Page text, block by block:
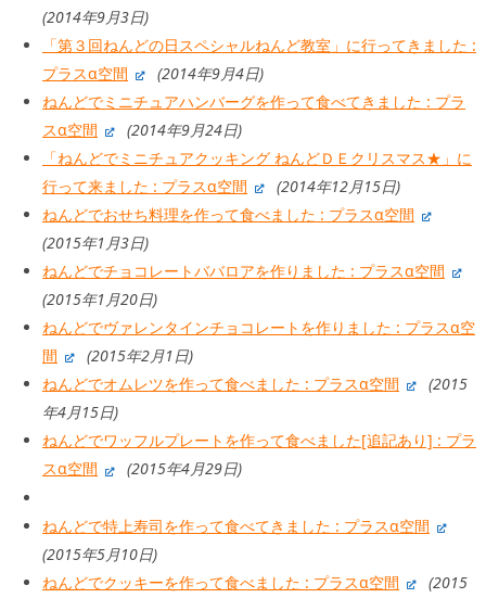
(2014年9月3日)
「第３回ねんどの日スペシャルねんど教室」に行ってきました :
プラスα空間
(2014年9月4日)
ねんどでミニチュアハンバーグを作って食べてきました : プラ
スα空間
(2014年9月24日)
「ねんどでミニチュアクッキング ねんどＤＥクリスマス★」に
行って来ました : プラスα空間
(2014年12月15日)
ねんどでおせち料理を作って食べました : プラスα空間
(2015年1月3日)
ねんどでチョコレートババロアを作りました : プラスα空間
(2015年1月20日)
ねんどでヴァレンタインチョコレートを作りました : プラスα空
間
(2015年2月1日)
ねんどでオムレツを作って食べました : プラスα空間
(2015
年4月15日)
ねんどでワッフルプレートを作って食べました[追記あり] : プラ
スα空間
(2015年4月29日)
ねんどで特上寿司を作って食べてきました : プラスα空間
(2015年5月10日)
ねんどでクッキーを作って食べました : プラスα空間
(2015